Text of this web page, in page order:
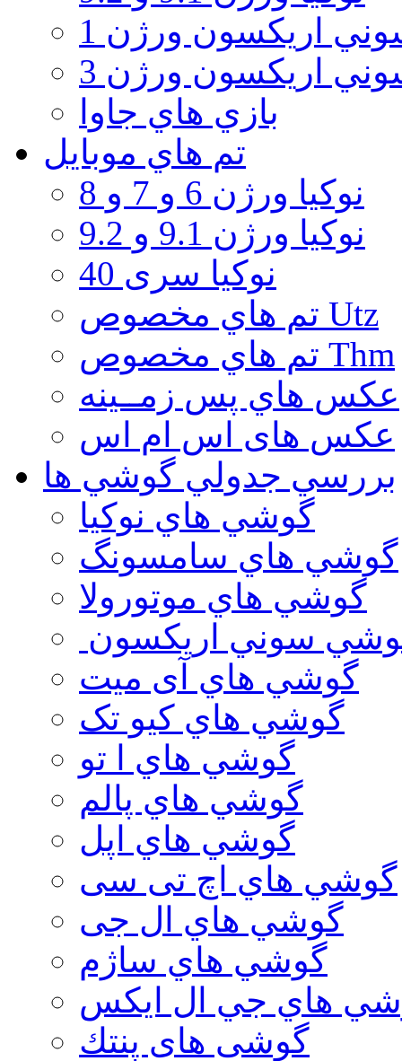
اريكسون ورژن 1
اريكسون ورژن 3
بازي هاي جاوا
تم هاي موبايل
نوكيا ورژن 6 و 7 و 8
نوكيا ورژن 9.1 و 9.2
نوکیا سری 40
تم هاي مخصوص Utz
تم هاي مخصوص Thm
عكس هاي پس زمــينه
عكس های اس ام اس
بررسي جدولي گوشي ها
گوشي هاي نوكيا
گوشي هاي سامسونگ
گوشي هاي موتورولا
سوني اريكسون
گوشي هاي آی میت
گوشي هاي کیو تک
گوشي هاي ا تو
گوشي هاي پالم
گوشي هاي اپل
گوشي هاي اچ تی سی
گوشي هاي ال جی
گوشي هاي ساژم
هاي جي ال ايكس
گوشی های پنتك